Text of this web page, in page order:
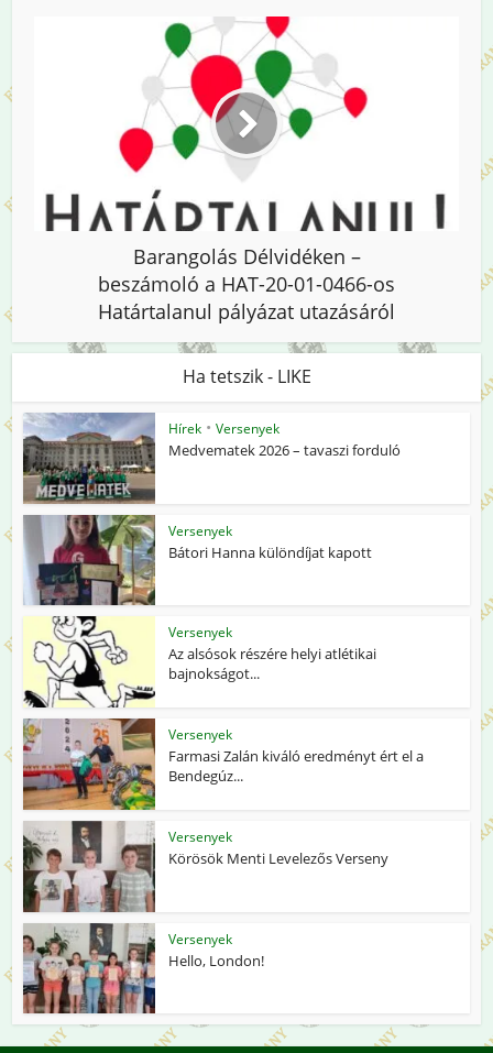
Barangolás Délvidéken –
beszámoló a HAT-20-01-0466-os
Határtalanul pályázat utazásáról
Ha tetszik - LIKE
Hírek • Versenyek
Medvematek 2026 – tavaszi forduló
Versenyek
Bátori Hanna különdíjat kapott
Versenyek
Az alsósok részére helyi atlétikai
bajnokságot...
Versenyek
Farmasi Zalán kiváló eredményt ért el a
Bendegúz...
Versenyek
Körösök Menti Levelezős Verseny
Versenyek
Hello, London!